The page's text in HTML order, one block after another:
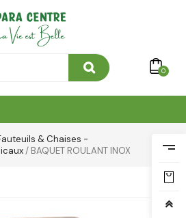
0
& Chaises -
/ BAQUET ROULANT INOX
Bébé